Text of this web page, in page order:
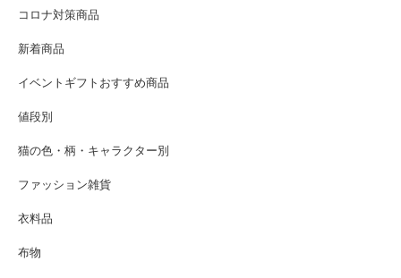
コロナ対策商品
新着商品
イベントギフトおすすめ商品
値段別
猫の色・柄・キャラクター別
ファッション雑貨
衣料品
布物